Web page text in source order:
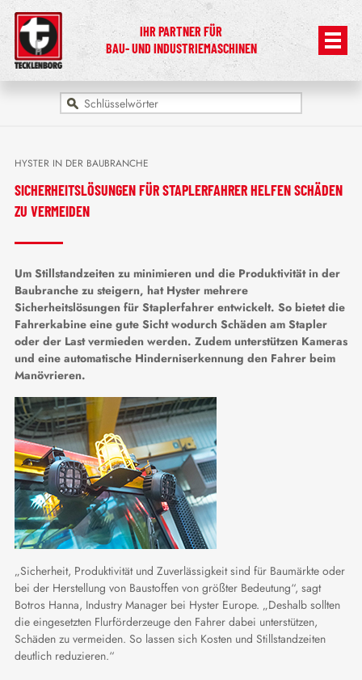
IHR PARTNER FÜR
BAU- UND INDUSTRIEMASCHINEN
HYSTER IN DER BAUBRANCHE
SICHERHEITSLÖSUNGEN FÜR STAPLERFAHRER HELFEN SCHÄDEN
ZU VERMEIDEN
Um Stillstandzeiten zu minimieren und die Produktivität in der
Baubranche zu steigern, hat Hyster mehrere
Sicherheitslösungen für Staplerfahrer entwickelt. So bietet die
Fahrerkabine eine gute Sicht wodurch Schäden am Stapler
oder der Last vermieden werden. Zudem unterstützen Kameras
und eine automatische Hinderniserkennung den Fahrer beim
Manövrieren.
„Sicherheit, Produktivität und Zuverlässigkeit sind für Baumärkte oder
bei der Herstellung von Baustoffen von größter Bedeutung“, sagt
Botros Hanna, Industry Manager bei Hyster Europe. „Deshalb sollten
die eingesetzten Flurförderzeuge den Fahrer dabei unterstützen,
Schäden zu vermeiden. So lassen sich Kosten und Stillstandzeiten
deutlich reduzieren.“